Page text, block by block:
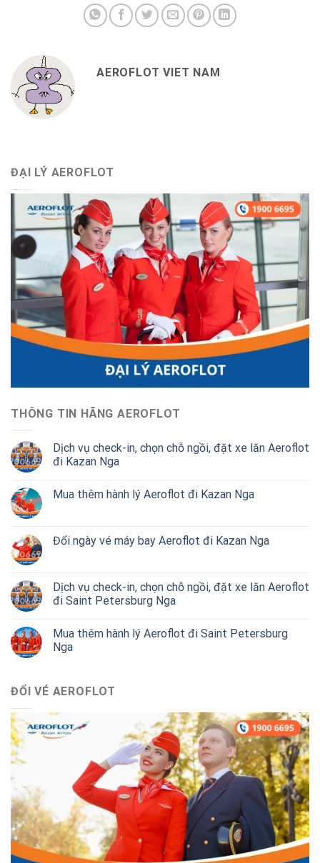
AEROFLOT VIET NAM
ĐẠI LÝ AEROFLOT
THÔNG TIN HÃNG AEROFLOT
Dịch vụ check-in, chọn chỗ ngồi, đặt xe lăn Aeroflot
đi Kazan Nga
Mua thêm hành lý Aeroflot đi Kazan Nga
Đổi ngày vé máy bay Aeroflot đi Kazan Nga
Dịch vụ check-in, chọn chỗ ngồi, đặt xe lăn Aeroflot
đi Saint Petersburg Nga
Mua thêm hành lý Aeroflot đi Saint Petersburg
Nga
ĐỔI VÉ AEROFLOT